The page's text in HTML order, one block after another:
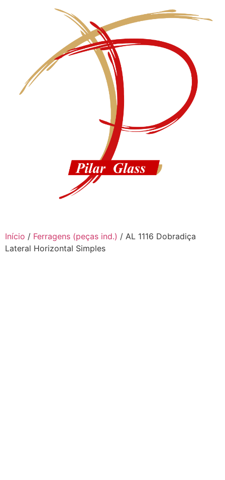
Início / Ferragens (peças ind.) / AL 1116 Dobradiça
Lateral Horizontal Simples